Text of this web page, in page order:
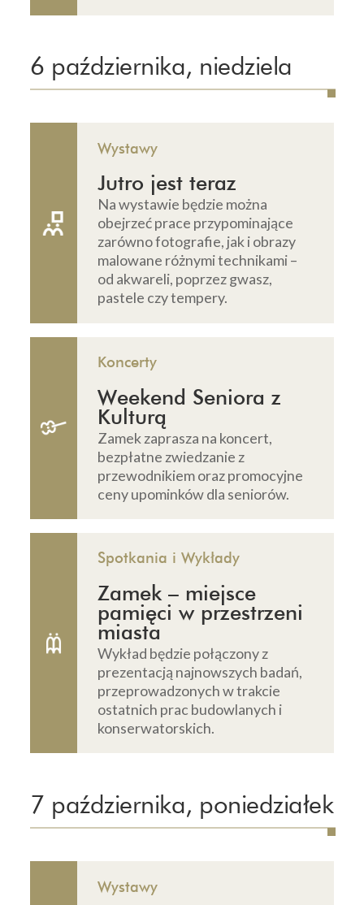
6 października, niedziela
Wystawy
Jutro jest teraz
Na wystawie będzie można
obejrzeć prace przypominające
zarówno fotografie, jak i obrazy
malowane różnymi technikami –
od akwareli, poprzez gwasz,
pastele czy tempery.
Koncerty
Weekend Seniora z
Kulturą
Zamek zaprasza na koncert,
bezpłatne zwiedzanie z
przewodnikiem oraz promocyjne
ceny upominków dla seniorów.
Spotkania i Wykłady
Zamek – miejsce
pamięci w przestrzeni
miasta
Wykład będzie połączony z
prezentacją najnowszych badań,
przeprowadzonych w trakcie
ostatnich prac budowlanych i
konserwatorskich.
7 października, poniedziałek
Wystawy